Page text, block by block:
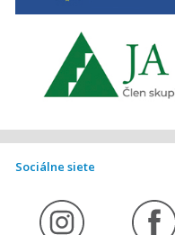
Sociálne siete